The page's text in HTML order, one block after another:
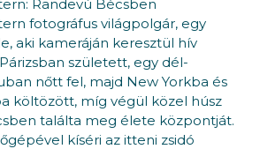
Randevú Bécsben
fotográfus világpolgár, egy
aki kameráján keresztül hív
született, egy dél-
nőtt fel, majd New Yorkba és
költözött, míg végül közel húsz
találta meg élete központját.
kíséri az itteni zsidó